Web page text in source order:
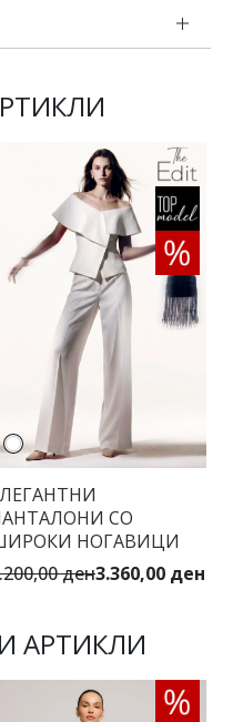
СО
НОГАВИЦИ
ден3.360,00 ден
АРТИКЛИ